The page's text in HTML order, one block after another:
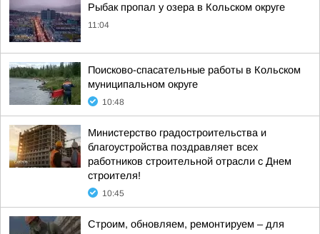
Рыбак пропал у озера в Кольском округе
11:04
Поисково-спасательные работы в Кольском
муниципальном округе
10:48
Министерство градостроительства и
благоустройства поздравляет всех
работников строительной отрасли с Днем
строителя!
10:45
Строим, обновляем, ремонтируем – для